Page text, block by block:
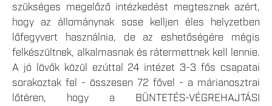
szükséges megelőző intézkedést megtesznek azért,
hogy az állománynak sose kelljen éles helyzetben
lőfegyvert használnia, de az eshetőségére mégis
felkészültnek, alkalmasnak és rátermettnek kell lennie.
A jó lövők közül ezúttal 24 intézet 3-3 fős csapatai
sorakoztak fel - összesen 72 fővel - a márianosztrai
lőtéren, hogy a BÜNTETÉS-VÉGREHAJTÁSI